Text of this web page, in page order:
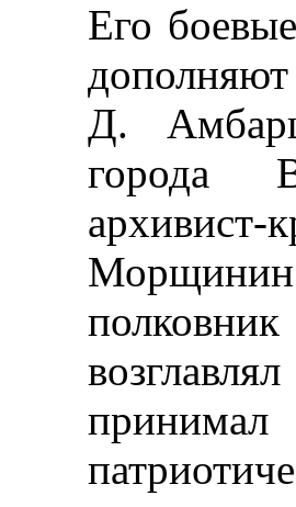
Его
Д.
города
Морщинин: